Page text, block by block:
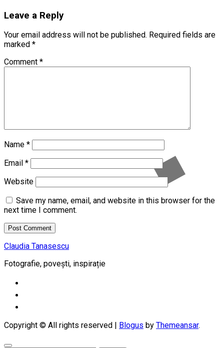
Leave a Reply
Your email address will not be published. Required fields are
marked *
Comment *
Name *
Email *
Website
Save my name, email, and website in this browser for the
next time I comment.
Claudia Tanasescu
Fotografie, povești, inspirație
Copyright © All rights reserved Blogus by Themeansar.